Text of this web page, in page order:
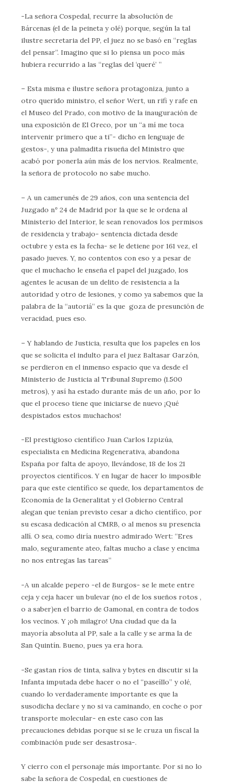
-La señora Cospedal, recurre la absolución de
Bárcenas (el de la peineta y olé) porque, según la tal
ilustre secretaria del PP, el juez no se basó en “reglas
del pensar”. Imagino que si lo piensa un poco más
hubiera recurrido a las “reglas del ‘queré’ ”
– Esta misma e ilustre señora protagoniza, junto a
otro querido ministro, el señor Wert, un rifi y rafe en
el Museo del Prado, con motivo de la inauguración de
una exposición de El Greco, por un “a mí me toca
intervenir primero que a ti”- dicho en lenguaje de
gestos-, y una palmadita risueña del Ministro que
acabó por ponerla aún más de los nervios. Realmente,
la señora de protocolo no sabe mucho.
– A un camerunés de 29 años, con una sentencia del
Juzgado nº 24 de Madrid por la que se le ordena al
Ministerio del Interior, le sean renovados los permisos
de residencia y trabajo- sentencia dictada desde
octubre y esta es la fecha- se le detiene por 161 vez, el
pasado jueves. Y, no contentos con eso y a pesar de
que el muchacho le enseña el papel del juzgado, los
agentes le acusan de un delito de resistencia a la
autoridad y otro de lesiones, y como ya sabemos que la
palabra de la “autoriá” es la que goza de presunción de
veracidad, pues eso.
– Y hablando de Justicia, resulta que los papeles en los
que se solicita el indulto para el juez Baltasar Garzón,
se perdieron en el inmenso espacio que va desde el
Ministerio de Justicia al Tribunal Supremo (1.500
metros), y así ha estado durante más de un año, por lo
que el proceso tiene que iniciarse de nuevo ¡Qué
despistados estos muchachos!
-El prestigioso científico Juan Carlos Izpizúa,
especialista en Medicina Regenerativa, abandona
España por falta de apoyo, llevándose, 18 de los 21
proyectos científicos. Y en lugar de hacer lo imposible
para que este científico se quede, los departamentos de
Economía de la Generalitat y el Gobierno Central
alegan que tenían previsto cesar a dicho científico, por
su escasa dedicación al CMRB, o al menos su presencia
allí. O sea, como diría nuestro admirado Wert: “Eres
malo, seguramente ateo, faltas mucho a clase y encima
no nos entregas las tareas”
-A un alcalde pepero -el de Burgos- se le mete entre
ceja y ceja hacer un bulevar (no el de los sueños rotos ,
o a saber)en el barrio de Gamonal, en contra de todos
los vecinos. Y ¡oh milagro! Una ciudad que da la
mayoría absoluta al PP, sale a la calle y se arma la de
San Quintín. Bueno, pues ya era hora.
-Se gastan ríos de tinta, saliva y bytes en discutir si la
Infanta imputada debe hacer o no el “paseíllo” y olé,
cuando lo verdaderamente importante es que la
susodicha declare y no si va caminando, en coche o por
transporte molecular- en este caso con las
precauciones debidas porque si se le cruza un fiscal la
combinación pude ser desastrosa-.
Y cierro con el personaje más importante. Por si no lo
sabe la señora de Cospedal, en cuestiones de